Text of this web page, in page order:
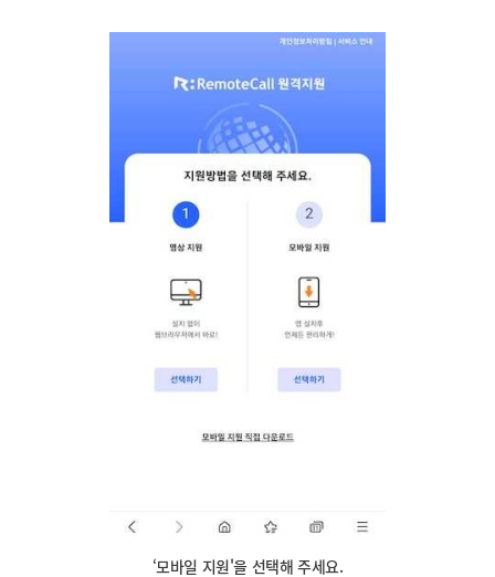
‘모바일 지원'을 선택해 주세요.